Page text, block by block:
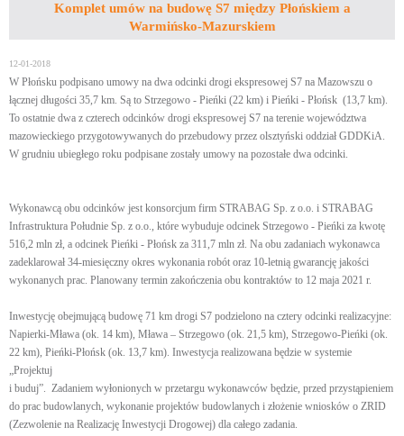
Komplet umów na budowę S7 między Płońskiem a
Warmińsko-Mazurskiem
12-01-2018
W Płońsku podpisano umowy na dwa odcinki drogi ekspresowej S7 na Mazowszu o
łącznej długości 35,7 km. Są to Strzegowo - Pieńki (22 km) i Pieńki - Płońsk (13,7 km).
To ostatnie dwa z czterech odcinków drogi ekspresowej S7 na terenie województwa
mazowieckiego przygotowywanych do przebudowy przez olsztyński oddział GDDKiA.
W grudniu ubiegłego roku podpisane zostały umowy na pozostałe dwa odcinki.
Wykonawcą obu odcinków jest konsorcjum firm STRABAG Sp. z o.o. i STRABAG
Infrastruktura Południe Sp. z o.o., które wybuduje odcinek Strzegowo - Pieńki za kwotę
516,2 mln zł, a odcinek Pieńki - Płońsk za 311,7 mln zł. Na obu zadaniach wykonawca
zadeklarował 34-miesięczny okres wykonania robót oraz 10-letnią gwarancję jakości
wykonanych prac. Planowany termin zakończenia obu kontraktów to 12 maja 2021 r.
Inwestycję obejmującą budowę 71 km drogi S7 podzielono na cztery odcinki realizacyjne:
Napierki-Mława (ok. 14 km), Mława – Strzegowo (ok. 21,5 km), Strzegowo-Pieńki (ok.
22 km), Pieńki-Płońsk (ok. 13,7 km). Inwestycja realizowana będzie w systemie
„Projektuj
i buduj”. Zadaniem wyłonionych w przetargu wykonawców będzie, przed przystąpieniem
do prac budowlanych, wykonanie projektów budowlanych i złożenie wniosków o ZRID
(Zezwolenie na Realizację Inwestycji Drogowej) dla całego zadania.